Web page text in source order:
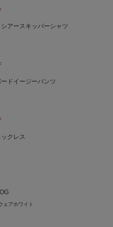
アースキッパーシャツ
ドイージーパンツ
クレス
ェアホワイト